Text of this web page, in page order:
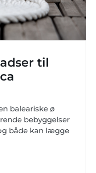
til
baleariske ø
bebyggelser
både kan lægge